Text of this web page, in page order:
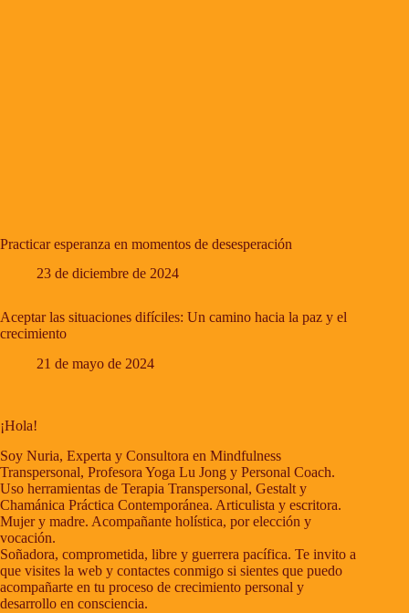
Practicar esperanza en momentos de desesperación
23 de diciembre de 2024
Aceptar las situaciones difíciles: Un camino hacia la paz y el
crecimiento
21 de mayo de 2024
¡Hola!
Soy Nuria, Experta y Consultora en Mindfulness
Transpersonal, Profesora Yoga Lu Jong y Personal Coach.
Uso herramientas de Terapia Transpersonal, Gestalt y
Chamánica Práctica Contemporánea. Articulista y escritora.
Mujer y madre. Acompañante holística, por elección y
vocación.
Soñadora, comprometida, libre y guerrera pacífica. Te invito a
que visites la web y contactes conmigo si sientes que puedo
acompañarte en tu proceso de crecimiento personal y
desarrollo en consciencia.